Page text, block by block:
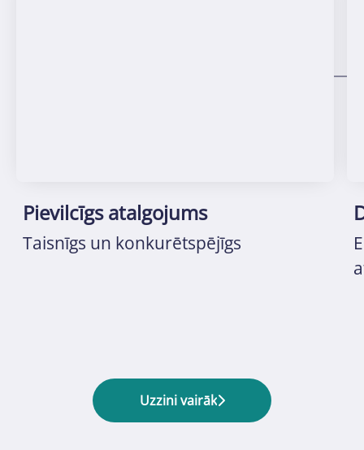
Pievilcīgs atalgojums
Taisnīgs un konkurētspējīgs
Uzzini vairāk